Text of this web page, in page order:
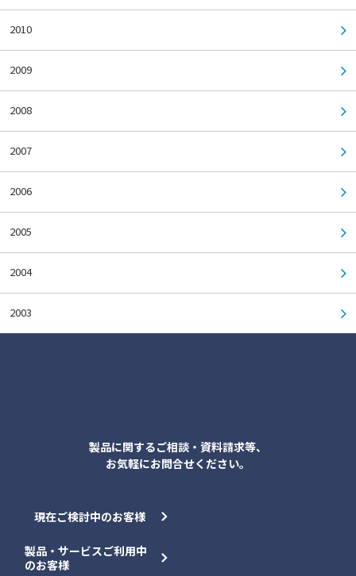
2010
2009
2008
2007
2006
2005
2004
2003
製品に関するご相談・資料請求等、
お気軽にお問合せください。
現在ご検討中のお客様
製品・サービスご利用中
のお客様